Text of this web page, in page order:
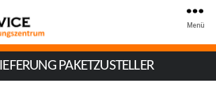
Menü
PAKETZUSTELLER